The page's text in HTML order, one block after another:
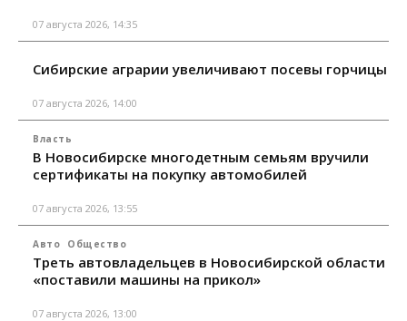
07 августа 2026, 14:35
Сибирские аграрии увеличивают посевы горчицы
07 августа 2026, 14:00
Власть
В Новосибирске многодетным семьям вручили
сертификаты на покупку автомобилей
07 августа 2026, 13:55
Авто Общество
Треть автовладельцев в Новосибирской области
«поставили машины на прикол»
07 августа 2026, 13:00